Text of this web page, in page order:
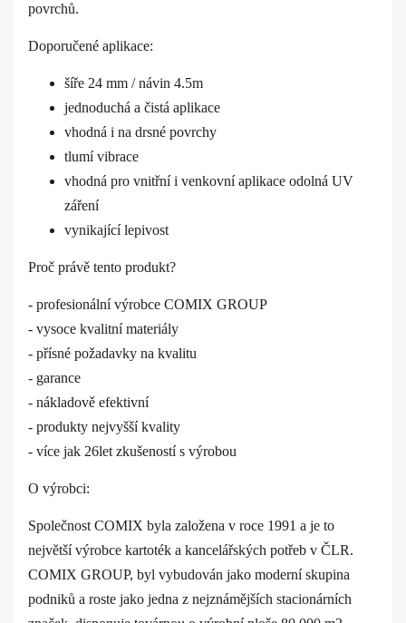
povrchů.
Doporučené aplikace:
šíře 24 mm / návin 4.5m
jednoduchá a čistá aplikace
vhodná i na drsné povrchy
tlumí vibrace
vhodná pro vnitřní i venkovní aplikace odolná UV
záření
vynikající lepivost
Proč právě tento produkt?
- profesionální výrobce COMIX GROUP
- vysoce kvalitní materiály
- přísné požadavky na kvalitu
- garance
- nákladově efektivní
- produkty nejvyšší kvality
- více jak 26let zkušeností s výrobou
O výrobci:
Společnost COMIX byla založena v roce 1991 a je to
největší výrobce kartoték a kancelářských potřeb v ČLR.
COMIX GROUP, byl vybudován jako moderní skupina
podniků a roste jako jedna z nejznámějších stacionárních